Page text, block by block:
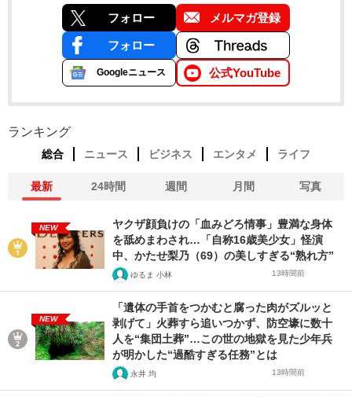
フォロー メルマガ登録
フォロー
Googleニュース 公式YouTube
ランキング
総合 ニュース ビジネス エンタメ ライフ
最新 24時間 週間 月間 写真
NEW
ヤクザ顔負けの「血みどろ情事」豊満な身体
を舐めまわされ…「自称16歳美少女」怪演
中、かたせ梨乃（69）の美しすぎる“熟れ方”
ゆるま 小林 13時間前
NEW
「遺体の手首をつかむと腐った肉がズルッと
剥げて」火葬すら追いつかず、防空壕に数十
人を“集団土葬”…この世の地獄を見た少年兵
が明かした“過酷すぎる任務”とは
永井 均 13時間前